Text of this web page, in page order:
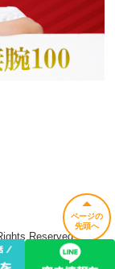
ページの
先頭へ
Reserved.